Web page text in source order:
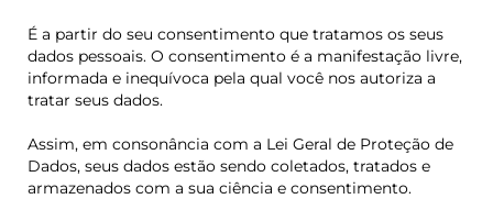
É a partir do seu consentimento que tratamos os seus
dados pessoais. O consentimento é a manifestação livre,
informada e inequívoca pela qual você nos autoriza a
tratar seus dados.
Assim, em consonância com a Lei Geral de Proteção de
Dados, seus dados estão sendo coletados, tratados e
armazenados com a sua ciência e consentimento.